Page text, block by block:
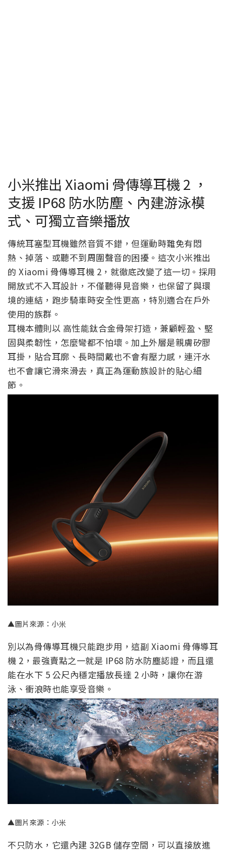
小米推出 Xiaomi 骨傳導耳機 2 ，
支援 IP68 防水防塵、內建游泳模
式、可獨立音樂播放
傳統耳塞型耳機雖然音質不錯，但運動時難免有悶
熱、掉落、或聽不到周圍聲音的困擾。這次小米推出
的 Xiaomi 骨傳導耳機 2，就徹底改變了這一切。採用
開放式不入耳設計，不僅聽得見音樂，也保留了與環
境的連結，跑步騎車時安全性更高，特別適合在戶外
使用的族群。
耳機本體則以 高性能鈦合金骨架打造，兼顧輕盈、堅
固與柔韌性，怎麼彎都不怕壞。加上外層是親膚矽膠
耳掛，貼合耳廓、長時間戴也不會有壓力感，連汗水
也不會讓它滑來滑去，真正為運動族設計的貼心細
節。
▲圖片來源：小米
別以為骨傳導耳機只能跑步用，這副 Xiaomi 骨傳導耳
機 2，最強賣點之一就是 IP68 防水防塵認證，而且還
能在水下 5 公尺內穩定播放長達 2 小時，讓你在游
泳、衝浪時也能享受音樂。
▲圖片來源：小米
不只防水，它還內建 32GB 儲存空間，可以直接放進